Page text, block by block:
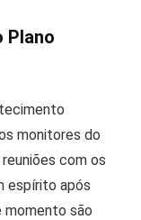
Plano
monitores do
com os
espírito após
momento são